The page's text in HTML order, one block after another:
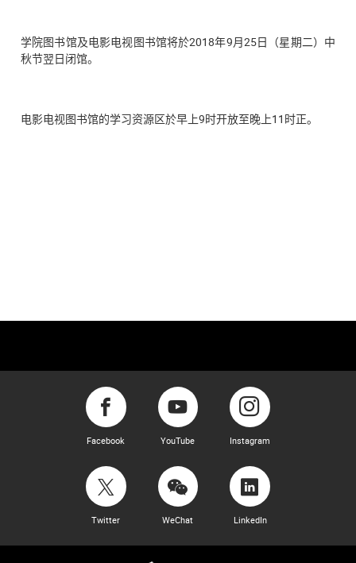
学院图书馆及电影电视图书馆将於2018年9月25日（星期二） 中
秋节翌日闭馆。
电影电视图书馆的学习资源区於早上9时开放至晚上11时正。
Facebook YouTube Instagram
Twitter WeChat LinkedIn